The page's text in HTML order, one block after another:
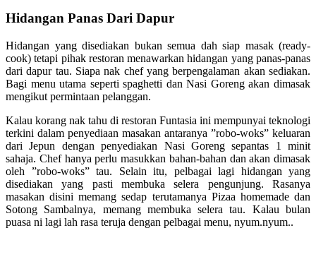
Hidangan Panas Dari Dapur
Hidangan yang disediakan bukan semua dah siap masak (ready-
cook) tetapi pihak restoran menawarkan hidangan yang panas-panas
dari dapur tau. Siapa nak chef yang berpengalaman akan sediakan.
Bagi menu utama seperti spaghetti dan Nasi Goreng akan dimasak
mengikut permintaan pelanggan.
Kalau korang nak tahu di restoran Funtasia ini mempunyai teknologi
terkini dalam penyediaan masakan antaranya ”robo-woks” keluaran
dari Jepun dengan penyediakan Nasi Goreng sepantas 1 minit
sahaja. Chef hanya perlu masukkan bahan-bahan dan akan dimasak
oleh ”robo-woks” tau. Selain itu, pelbagai lagi hidangan yang
disediakan yang pasti membuka selera pengunjung. Rasanya
masakan disini memang sedap terutamanya Pizaa homemade dan
Sotong Sambalnya, memang membuka selera tau. Kalau bulan
puasa ni lagi lah rasa teruja dengan pelbagai menu, nyum.nyum..